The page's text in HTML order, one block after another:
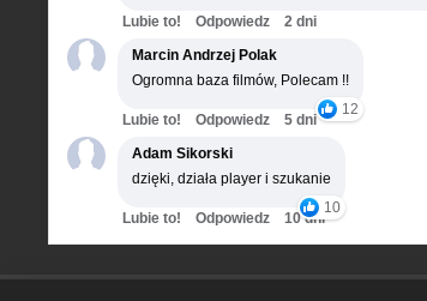
Lubie to! Odpowiedz
2 dni
Marcin Andrzej Polak
Ogromna baza filmów, Polecam !!
12
Lubie to! Odpowiedz
5 dni
Adam Sikorski
dzięki, działa player i szukanie
10
Lubie to! Odpowiedz 10 dni